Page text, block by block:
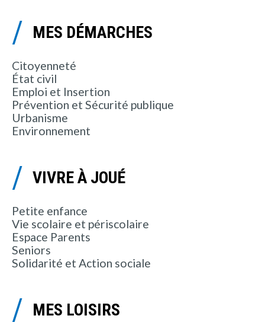
MES DÉMARCHES
Citoyenneté
État civil
Emploi et Insertion
Prévention et Sécurité publique
Urbanisme
Environnement
VIVRE À JOUÉ
Petite enfance
Vie scolaire et périscolaire
Espace Parents
Seniors
Solidarité et Action sociale
MES LOISIRS